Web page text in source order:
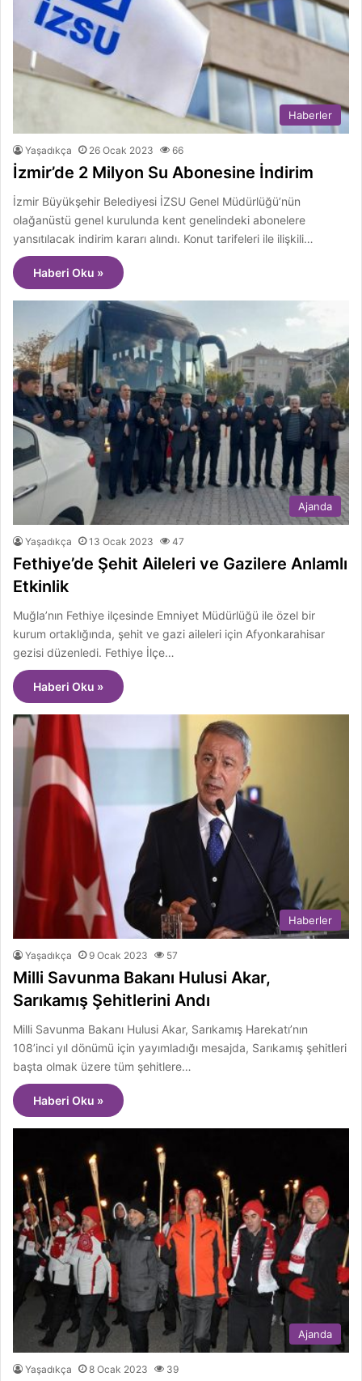
Haberler
Yaşadıkça 26 Ocak 2023 66
İzmir’de 2 Milyon Su Abonesine İndirim
İzmir Büyükşehir Belediyesi İZSU Genel Müdürlüğü’nün
olağanüstü genel kurulunda kent genelindeki abonelere
yansıtılacak indirim kararı alındı. Konut tarifeleri ile ilişkili…
Haberi Oku »
Ajanda
Yaşadıkça 13 Ocak 2023 47
Fethiye’de Şehit Aileleri ve Gazilere Anlamlı
Etkinlik
Muğla’nın Fethiye ilçesinde Emniyet Müdürlüğü ile özel bir
kurum ortaklığında, şehit ve gazi aileleri için Afyonkarahisar
gezisi düzenledi. Fethiye İlçe…
Haberi Oku »
Haberler
Yaşadıkça 9 Ocak 2023 57
Milli Savunma Bakanı Hulusi Akar,
Sarıkamış Şehitlerini Andı
Milli Savunma Bakanı Hulusi Akar, Sarıkamış Harekatı’nın
108’inci yıl dönümü için yayımladığı mesajda, Sarıkamış şehitleri
başta olmak üzere tüm şehitlere…
Haberi Oku »
Ajanda
Yaşadıkça 8 Ocak 2023 39